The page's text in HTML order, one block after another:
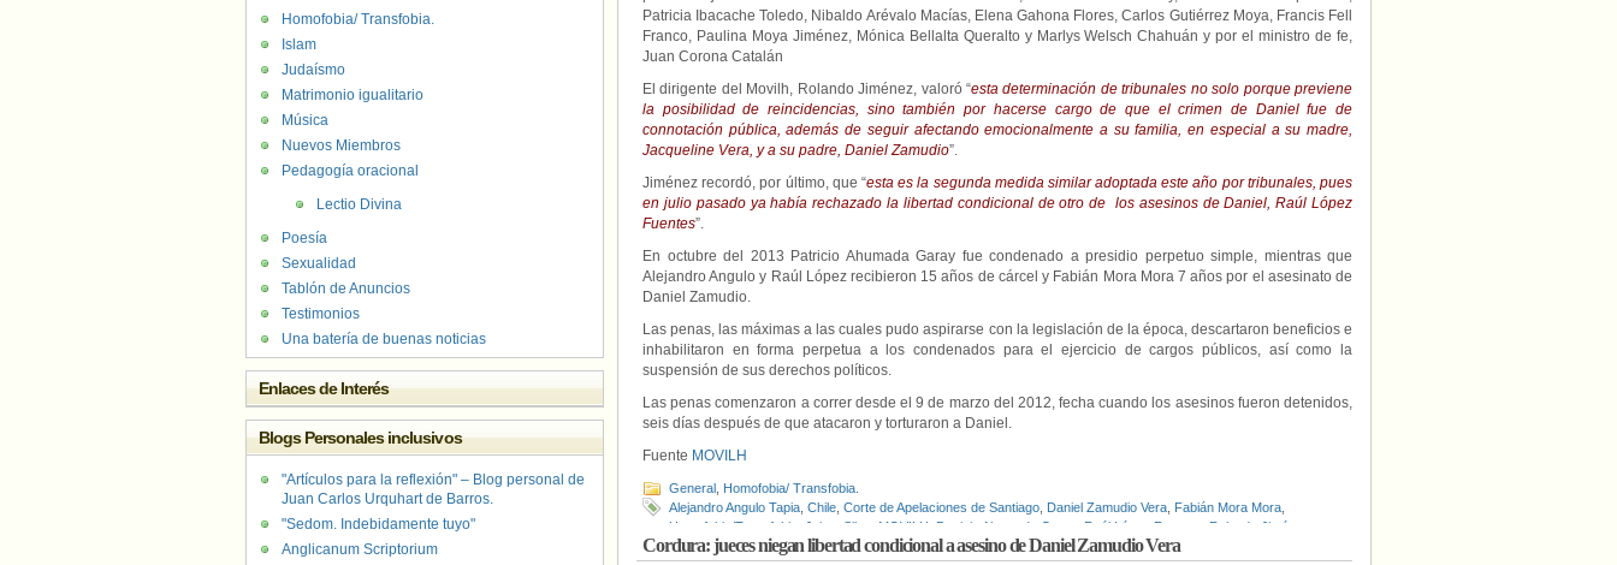
Patricia Ibacache Toledo, Nibaldo Arévalo Macías, Elena Gahona Flores, Carlos Gutiérrez Moya, Francis Fell
Franco, Paulina Moya Jiménez, Mónica Bellalta Queralto y Marlys Welsch Chahuán y por el ministro de fe,
Juan Corona Catalán
El dirigente del Movilh, Rolando Jiménez, valoró “esta determinación de tribunales no solo porque previene
la posibilidad de reincidencias, sino también por hacerse cargo de que el crimen de Daniel fue de
connotación pública, además de seguir afectando emocionalmente a su familia, en especial a su madre,
Jacqueline Vera, y a su padre, Daniel Zamudio”.
Jiménez recordó, por último, que “esta es la segunda medida similar adoptada este año por tribunales, pues
en julio pasado ya había rechazado la libertad condicional de otro de los asesinos de Daniel, Raúl López
Fuentes”.
En octubre del 2013 Patricio Ahumada Garay fue condenado a presidio perpetuo simple, mientras que
Alejandro Angulo y Raúl López recibieron 15 años de cárcel y Fabián Mora Mora 7 años por el asesinato de
Daniel Zamudio.
Las penas, las máximas a las cuales pudo aspirarse con la legislación de la época, descartaron beneficios e
inhabilitaron en forma perpetua a los condenados para el ejercicio de cargos públicos, así como la
suspensión de sus derechos políticos.
Las penas comenzaron a correr desde el 9 de marzo del 2012, fecha cuando los asesinos fueron detenidos,
seis días después de que atacaron y torturaron a Daniel.
Fuente MOVILH
General Homofobia/ Transfobia.
Alejandro Angulo Tapia Chile Corte de Apelaciones de Santiago Daniel Zamudio Vera Fabián Mora Mora
Homofobia/Transfobia
Jaime Silva MOVILH Patricio Ahumada Garay Raúl López Fuentes Rolando Jiménez
Cordura: jueces niegan libertad condicional a asesino de Daniel Zamudio Vera
Homofobia/ Transfobia.
Islam
Judaísmo
Matrimonio igualitario
Música
Nuevos Miembros
Pedagogía oracional
Lectio Divina
Poesía
Sexualidad
Tablón de Anuncios
Testimonios
Una batería de buenas noticias
Enlaces de Interés
Blogs Personales inclusivos
"Artículos para la reflexión" – Blog personal de
Juan Carlos Urquhart de Barros.
"Sedom. Indebidamente tuyo"
Anglicanum Scriptorium